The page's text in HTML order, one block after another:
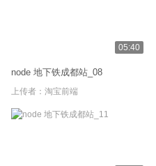
05:40
node 地下铁成都站_08
上传者： 淘宝前端